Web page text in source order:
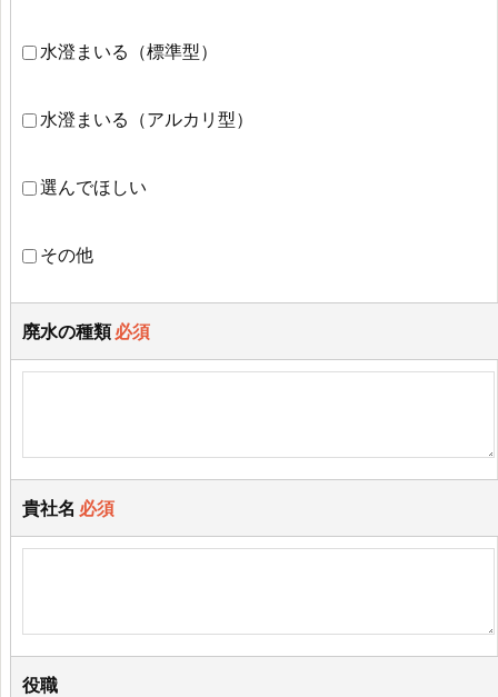
水澄まいる（標準型）
水澄まいる（アルカリ型）
選んでほしい
その他
廃水の種類 必須
貴社名 必須
役職